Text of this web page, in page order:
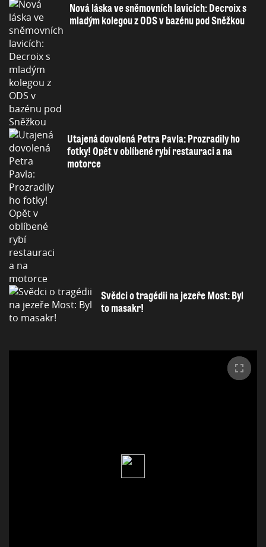
Nová láska ve sněmovních lavicích: Decroix s
mladým kolegou z ODS v bazénu pod Sněžkou
Utajená dovolená Petra Pavla: Prozradily ho
fotky! Opět v oblíbené rybí restauraci a na
motorce
Svědci o tragédii na jezeře Most: Byl
to masakr!